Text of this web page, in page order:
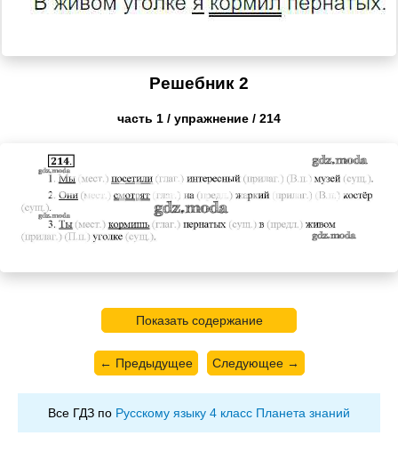
Решебник 2
часть 1 / упражнение / 214
Показать содержание
← Предыдущее Следующее →
Все ГДЗ по Русскому языку 4 класс Планета знаний